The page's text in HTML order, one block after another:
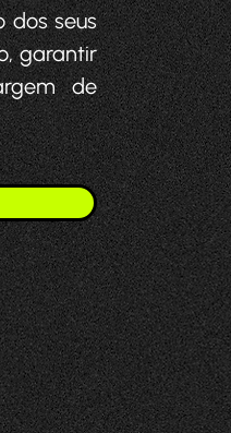
dos seus
garantir
de